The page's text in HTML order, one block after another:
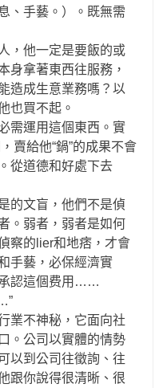
、手藝。）。既無需
他一定是要飯的或
身拿著東西往服務，
造成生意業務嗎？以
也買不起。
運用這個東西。實
賣給他“鍋”的成果不會
從道德和好處下去
文盲，他們不是偵
。弱者，弱者是如何
察的lier和地痞，才會
手藝，必保經濟實
認這個费用……
不神秘，它面向社
。公司以實體的情勢
以到公司往徵詢、往
跟你說得很清晰、很